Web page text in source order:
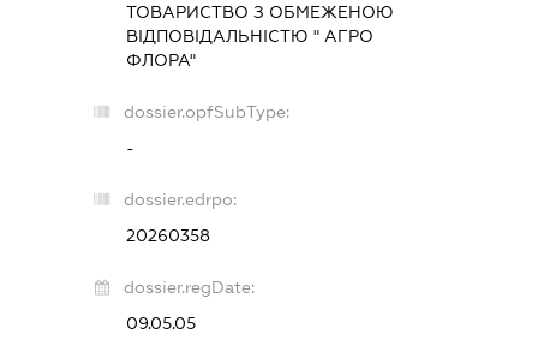
ТОВАРИСТВО З ОБМЕЖЕНОЮ
ВІДПОВІДАЛЬНІСТЮ " АГРО
ФЛОРА"
dossier.opfSubType:
-
dossier.edrpo:
20260358
dossier.regDate:
09.05.05